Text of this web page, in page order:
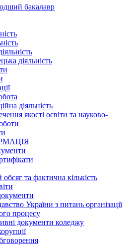
бакалавр
діяльність
діяльність
якості освіти та науково-
та фактична кількість
України з питань організації
процесу
документи коледжу